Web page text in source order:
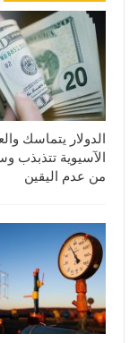
الدولار يتماسك
الآسيوية تتذبذب
من عدم اليقين